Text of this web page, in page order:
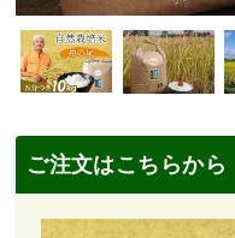
ご注文はこちらから